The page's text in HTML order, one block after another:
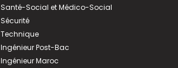
Santé-Social et Médico-Social
Sécurité
Technique
Ingénieur Post-Bac
Ingénieur Maroc